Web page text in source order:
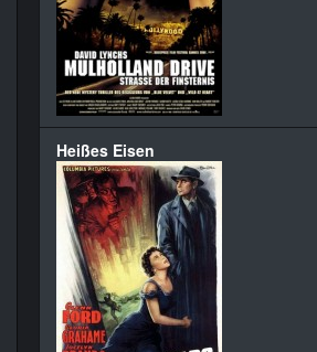
Heißes Eisen